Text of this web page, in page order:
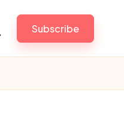
Subscribe